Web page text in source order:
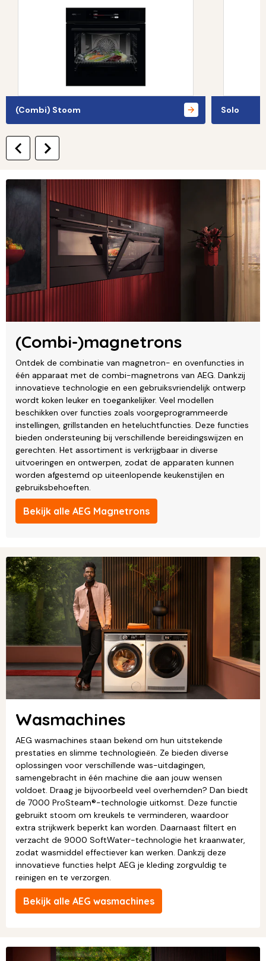
(Combi) Stoom Solo
(Combi-)magnetrons
Ontdek de combinatie van magnetron- en ovenfuncties in
één apparaat met de combi-magnetrons van AEG. Dankzij
innovatieve technologie en een gebruiksvriendelijk ontwerp
wordt koken leuker en toegankelijker. Veel modellen
beschikken over functies zoals voorgeprogrammeerde
instellingen, grillstanden en heteluchtfuncties. Deze functies
bieden ondersteuning bij verschillende bereidingswijzen en
gerechten. Het assortiment is verkrijgbaar in diverse
uitvoeringen en ontwerpen, zodat de apparaten kunnen
worden afgestemd op uiteenlopende keukenstijlen en
gebruiksbehoeften.
Bekijk alle AEG Magnetrons
Wasmachines
AEG wasmachines staan bekend om hun uitstekende
prestaties en slimme technologieën. Ze bieden diverse
oplossingen voor verschillende was-uitdagingen,
samengebracht in één machine die aan jouw wensen
voldoet. Draag je bijvoorbeeld veel overhemden? Dan biedt
de 7000 ProSteam®-technologie uitkomst. Deze functie
gebruikt stoom om kreukels te verminderen, waardoor
extra strijkwerk beperkt kan worden. Daarnaast filtert en
verzacht de 9000 SoftWater-technologie het kraanwater,
zodat wasmiddel effectiever kan werken. Dankzij deze
innovatieve functies helpt AEG je kleding zorgvuldig te
reinigen en te verzorgen.
Bekijk alle AEG wasmachines